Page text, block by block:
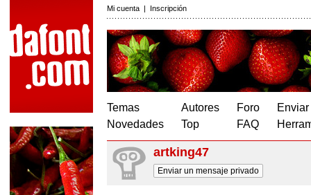
Mi cuenta | Inscripción
Temas
Novedades
Autores
Top
Foro
FAQ
artking47
Enviar un mensaje privado